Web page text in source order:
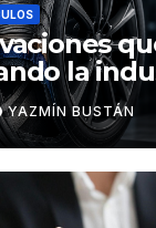
la
y
movilidad
YAZMÍN BUSTÁN